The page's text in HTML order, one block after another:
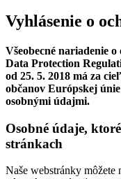
Vyhlásenie o
Všeobecné nariadenie
Data Protection
od 25. 5. 2018 má za
občanov Európskej
osobnými údajmi.
Osobné údaje,
stránkach
Naše webstránky